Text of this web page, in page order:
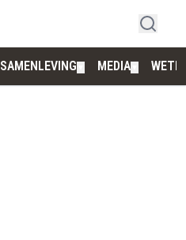
SAMENLEVING MEDIA